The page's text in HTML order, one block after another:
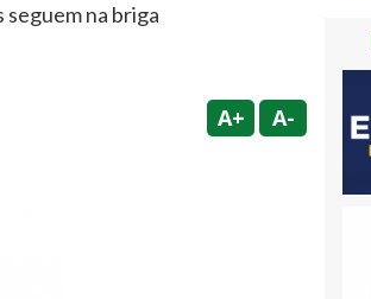
na briga
A+ A-